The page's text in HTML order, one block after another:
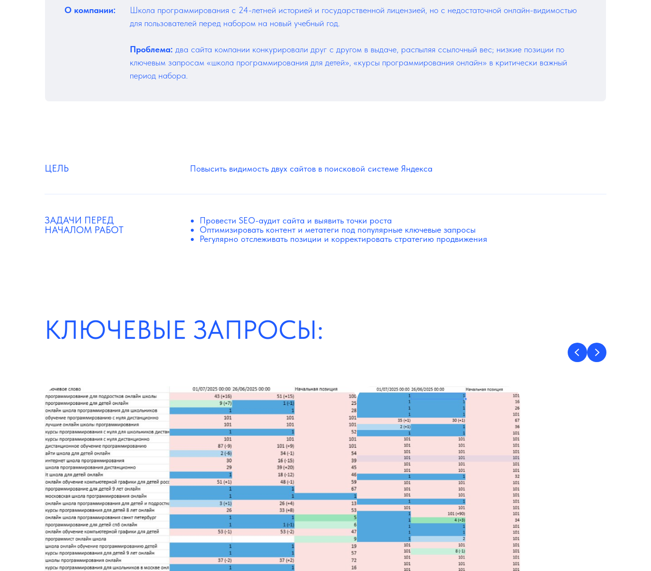
О компании:
Школа программирования с 24-летней историей и государственной лицензией, но с недостаточной онлайн-видимостью
для пользователей перед набором на новый учебный год.
Проблема: два сайта компании конкурировали друг с другом в выдаче, распыляя ссылочный вес; низкие позиции по
ключевым запросам «школа программирования для детей», «курсы программирования онлайн» в критически важный
период набора.
ЦЕЛЬ Повысить видимость двух сайтов в поисковой системе Яндекса
ЗАДАЧИ ПЕРЕД
НАЧАЛОМ РАБОТ
Провести SEO-аудит сайта и выявить точки роста
Оптимизировать контент и метатеги под популярные ключевые запросы
Регулярно отслеживать позиции и корректировать стратегию продвижения
КЛЮЧЕВЫЕ ЗАПРОСЫ: